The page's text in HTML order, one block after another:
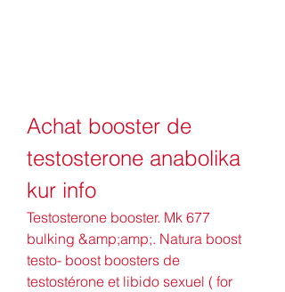
Achat booster de
testosterone anabolika
kur info
Testosterone booster. Mk 677
bulking &amp;amp;. Natura boost
testo- boost boosters de
testostérone et libido sexuel ( for